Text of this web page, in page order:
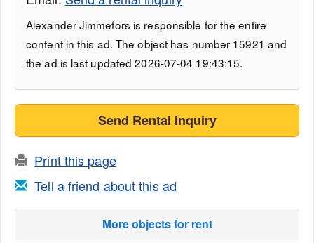
Alexander Jimmefors is responsible for the entire
content in this ad. The object has number 15921 and
the ad is last updated 2026-07-04 19:43:15.
Send Rental Inquiry
Print this page
Tell a friend about this ad
More objects for rent